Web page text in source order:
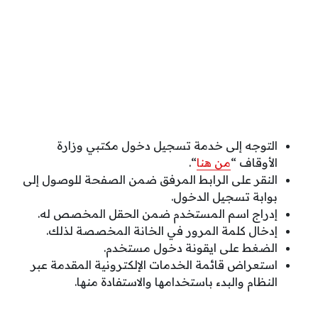
التوجه إلى خدمة تسجيل دخول مكتبي وزارة
الأوقاف “من هنا“.
النقر على الرابط المرفق ضمن الصفحة للوصول إلى
بوابة تسجيل الدخول.
إدراج اسم المستخدم ضمن الحقل المخصص له.
إدخال كلمة المرور في الخانة المخصصة لذلك.
الضغط على ايقونة دخول مستخدم.
استعراض قائمة الخدمات الإلكترونية المقدمة عبر
النظام والبدء باستخدامها والاستفادة منها.